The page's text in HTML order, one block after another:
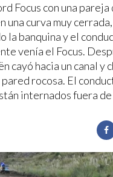
Focus con una
una curva muy
la banquina y el
venía el Focus.
cayó hacia un canal y
rocosa. El
internados fuera